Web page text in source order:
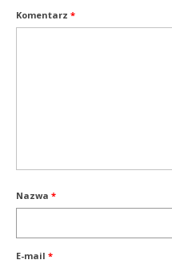
Komentarz *
Nazwa *
E-mail *